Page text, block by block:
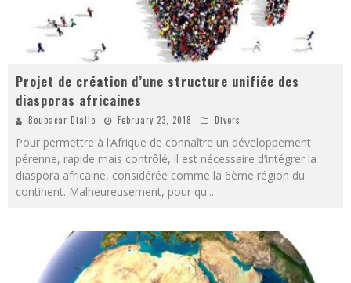
Projet de création d’une structure unifiée des
diasporas africaines
Boubacar Diallo February 23, 2018 Divers
Pour permettre à l’Afrique de connaître un développement
pérenne, rapide mais contrôlé, il est nécessaire d’intégrer la
diaspora africaine, considérée comme la 6ème région du
continent. Malheureusement, pour qu...